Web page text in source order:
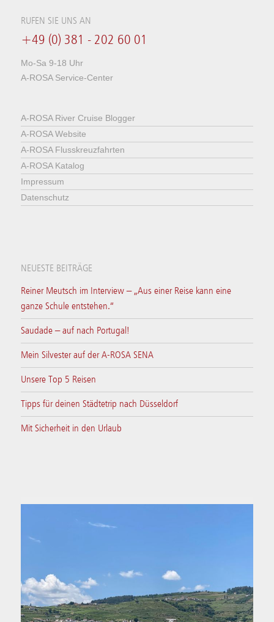
RUFEN SIE UNS AN
+49 (0) 381 - 202 60 01
Mo-Sa 9-18 Uhr
A-ROSA Service-Center
A-ROSA River Cruise Blogger
A-ROSA Website
A-ROSA Flusskreuzfahrten
A-ROSA Katalog
Impressum
Datenschutz
NEUESTE BEITRÄGE
Reiner Meutsch im Interview – „Aus einer Reise kann eine
ganze Schule entstehen.“
Saudade – auf nach Portugal!
Mein Silvester auf der A-ROSA SENA
Unsere Top 5 Reisen
Tipps für deinen Städtetrip nach Düsseldorf
Mit Sicherheit in den Urlaub